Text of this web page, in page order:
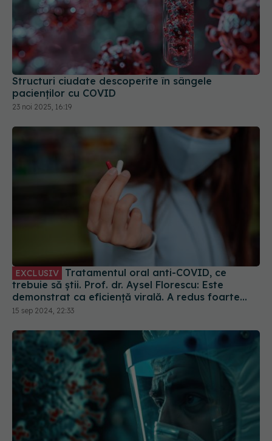
Structuri ciudate descoperite în sângele
pacienților cu COVID
23 noi 2025, 16:19
trebuie să știi. Prof. dr. Aysel Florescu: Este
demonstrat ca eficiență virală. A redus foarte
mult riscul de spitalizare
15 sep 2024, 22:33
Greșeala teribilă din pandemia de COVID care a